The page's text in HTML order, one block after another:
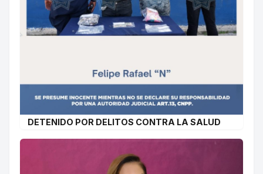
DETENIDO POR DELITOS CONTRA LA SALUD